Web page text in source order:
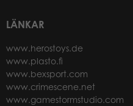
LÄNKAR
www.herostoys.de
www.plasto.fi
www.bexsport.com
www.crimescene.net
www.gamestormstudio.com